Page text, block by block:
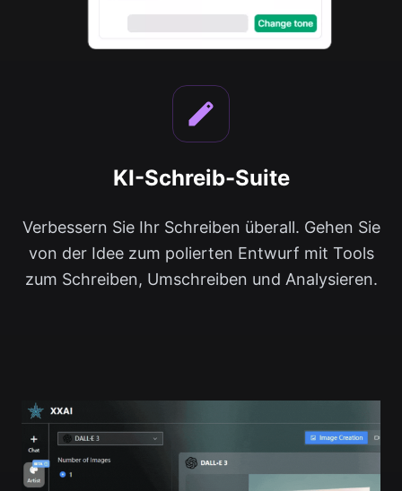
KI-Schreib-Suite
Verbessern Sie Ihr Schreiben überall. Gehen Sie
von der Idee zum polierten Entwurf mit Tools
zum Schreiben, Umschreiben und Analysieren.